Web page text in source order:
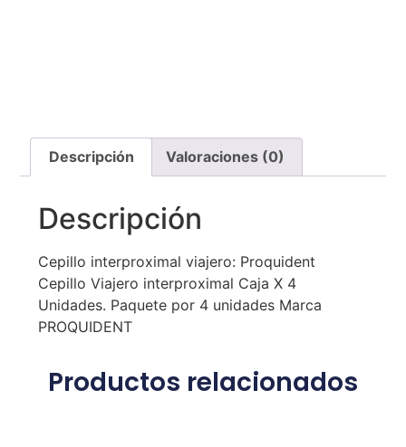
Descripción Valoraciones (0)
Descripción
Cepillo interproximal viajero: Proquident
Cepillo Viajero interproximal Caja X 4
Unidades. Paquete por 4 unidades Marca
PROQUIDENT
Productos relacionados